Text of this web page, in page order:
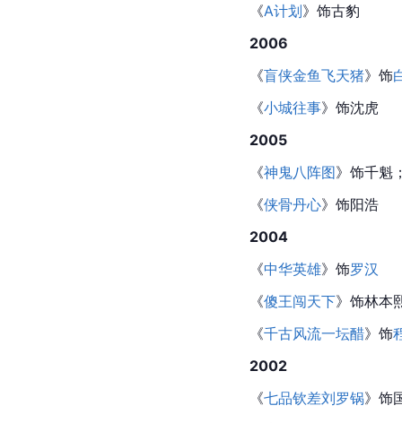
《A计划》饰古豹
2006
《盲侠金鱼飞天猪》饰
《小城往事》饰沈虎
2005
《神鬼八阵图》饰千魁
《侠骨丹心》饰阳浩
2004
《中华英雄》饰罗汉
《傻王闯天下》饰林本
《千古风流一坛醋》饰
2002
《七品钦差刘罗锅》饰